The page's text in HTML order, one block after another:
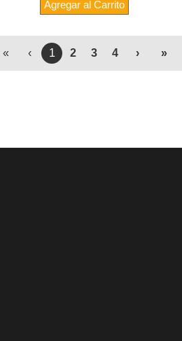
Agregar al Carrito
« ‹ 1 2 3 4 › »